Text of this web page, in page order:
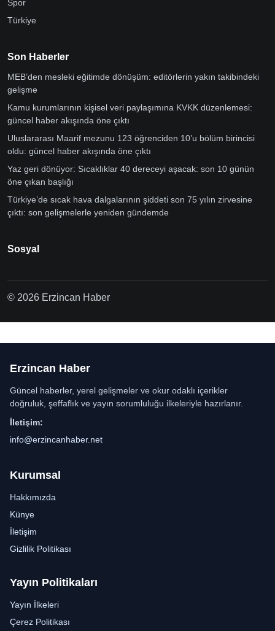
Spor
Türkiye
Son Haberler
MEB’den mesleki eğitimde dönüşüm: editörlerin yakın takibindeki
gelişme
Kamu kurumlarının kişisel veri paylaşımına KVKK düzenlemesi:
güncel haber akışında öne çıktı
Uluslararası Maarif mezunu 123 öğrenciden 10’u bölüm birincisi
oldu: güncel haber akışında öne çıktı
Yaz geri dönüyor: Sıcaklıklar 40 dereceyi aşacak: son 10 günün
öne çıkan başlığı
Türkiye’de sıcak hava dalgalarının şiddeti son 75 yılın zirvesine
çıktı: son gelişmelerle yeniden gündemde
Sosyal
© 2026 Erzincan Haber
Erzincan Haber
Güncel haberler, yerel gelişmeler ve okur odaklı içerikler
doğruluk, şeffaflık ve yayın sorumluluğu ilkeleriyle hazırlanır.
İletişim:
info@erzincanhaber.net
Kurumsal
Hakkımızda
Künye
İletişim
Gizlilik Politikası
Yayın Politikaları
Yayın İlkeleri
Çerez Politikası